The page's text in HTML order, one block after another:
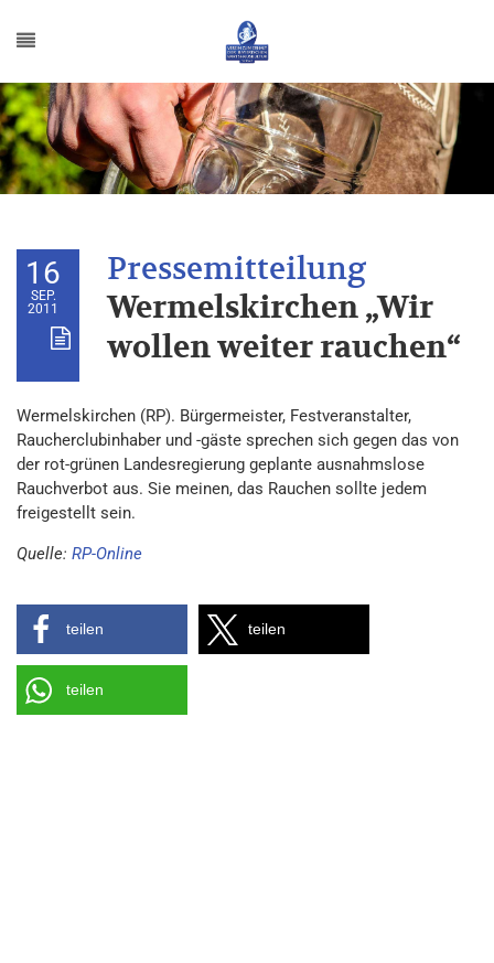
16
SEP.
2011
Wermelskirchen „Wir
wollen weiter rauchen“
Wermelskirchen (RP). Bürgermeister, Festveranstalter,
Raucherclubinhaber und -gäste sprechen sich gegen das von
der rot-grünen Landesregierung geplante ausnahmslose
Rauchverbot aus. Sie meinen, das Rauchen sollte jedem
freigestellt sein.
Quelle: RP-Online
teilen teilen
teilen